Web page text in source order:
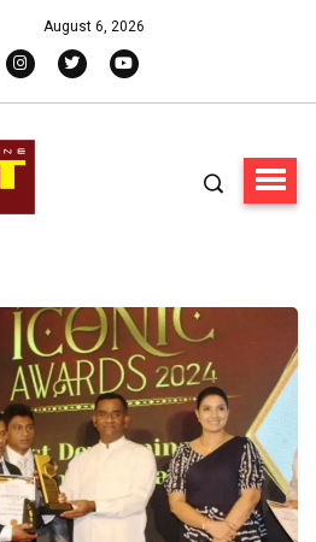
August 6, 2026